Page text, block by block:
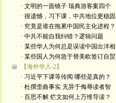
· 文明的一面镜子 瑞典游客案四个
· 很遗憾，习下课，中共地位更稳固
· 究竟是谁在拖累中国民主化进程？
· 中共不能自我纠错？逻辑问题
· 某些华人为何总是误读中国出洋相
· 某些国人为何急于替美欧签订自贸
【海外华人-2】
· 习近平下课等传闻 哪些是真的？
· 杜撰歪曲事实 无异于侮辱读者智
· 百思不解 烂文如何上万维导读？